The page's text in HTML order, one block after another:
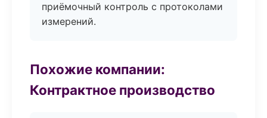
приёмочный контроль с протоколами
измерений.
Похожие компании:
Контрактное производство